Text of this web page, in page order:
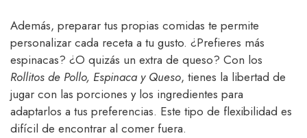
Además, preparar tus propias comidas te permite
personalizar cada receta a tu gusto. ¿Prefieres más
espinacas? ¿O quizás un extra de queso? Con los
Rollitos de Pollo, Espinaca y Queso, tienes la libertad de
jugar con las porciones y los ingredientes para
adaptarlos a tus preferencias. Este tipo de flexibilidad es
difícil de encontrar al comer fuera.